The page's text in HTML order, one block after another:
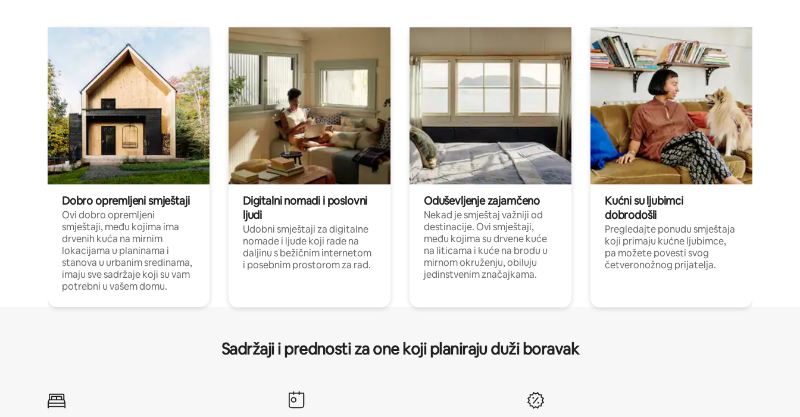
Dobro opremljeni smještaji
Ovi dobro opremljeni
smještaji, među kojima ima
drvenih kuća na mirnim
lokacijama u planinama i
stanova u urbanim sredinama,
imaju sve sadržaje koji su vam
potrebni u vašem domu.
Digitalni nomadi i poslovni
ljudi
Udobni smještaji za digitalne
nomade i ljude koji rade na
daljinu s bežičnim internetom
i posebnim prostorom za rad.
Oduševljenje zajamčeno
Nekad je smještaj važniji od
destinacije. Ovi smještaji,
među kojima su drvene kuće
na liticama i kuće na brodu u
mirnom okruženju, obiluju
jedinstvenim značajkama.
Kućni su ljubimci
dobrodošli
Pregledajte ponudu smještaja
koji primaju kućne ljubimce,
pa možete povesti svog
četveronožnog prijatelja.
Sadržaji i prednosti za one koji planiraju duži boravak